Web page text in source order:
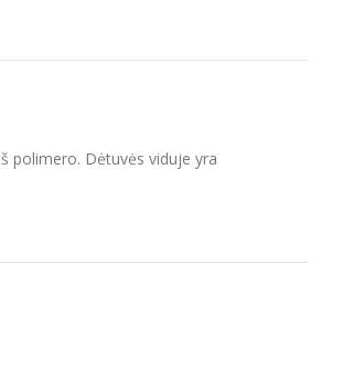
polimero. Dėtuvės viduje yra